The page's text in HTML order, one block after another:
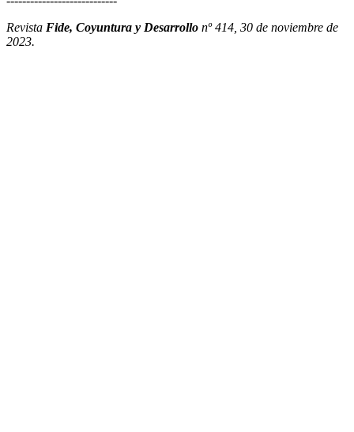
Revista Fide, Coyuntura y Desarrollo nº 414, 30 de noviembre de
2023.